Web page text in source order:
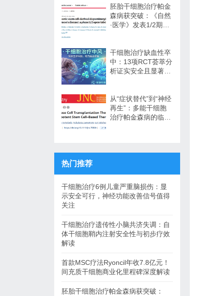
胚胎干细胞治疗帕金
森病获突破：《自然
·医学》发表1/2期临
干细胞治疗缺血性卒
中：13项RCT荟萃分
析证实安全且显著改
从“症状替代”到“神经
再生”：多能干细胞
治疗帕金森病的临床
热门推荐
干细胞治疗6例儿童严重脑损伤：显
示安全可行，神经功能改善信号值得
关注
干细胞治疗遗传性小脑共济失调：自
体干细胞鞘内注射安全性与初步疗效
解读
首款MSC疗法Ryoncil年收7.8亿元！
间充质干细胞商业化里程碑深度解读
胚胎干细胞治疗帕金森病获突破：